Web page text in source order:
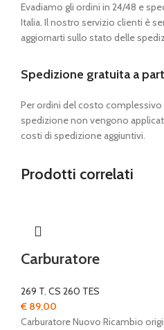
Evadiamo gli ordini in 24/48 e
Italia. Il nostro servizio clienti è
aggiornarti sullo stato delle
Spedizione gratuita a
Per ordini del costo
spedizione non vengono
costi di spedizione aggiuntivi.
Prodotti correlati
Carburatore
269 T, CS 260 TES
€ 89,00
Carburatore Nuovo Ricambio